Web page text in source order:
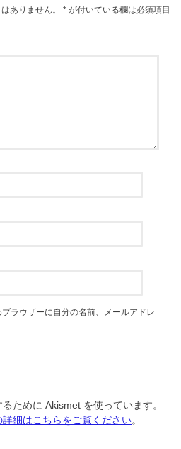
ありません。 * が付いている欄は必須項目
ラウザーに自分の名前、メールアドレ
ために Akismet を使っています。
細はこちらをご覧ください。